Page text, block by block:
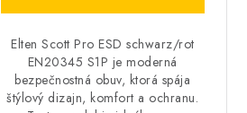
v
Elten Scott Pro ESD schwarz/rot
EN20345 S1P je moderná
bezpečnostná obuv, ktorá spája
štýlový dizajn, komfort a ochranu.